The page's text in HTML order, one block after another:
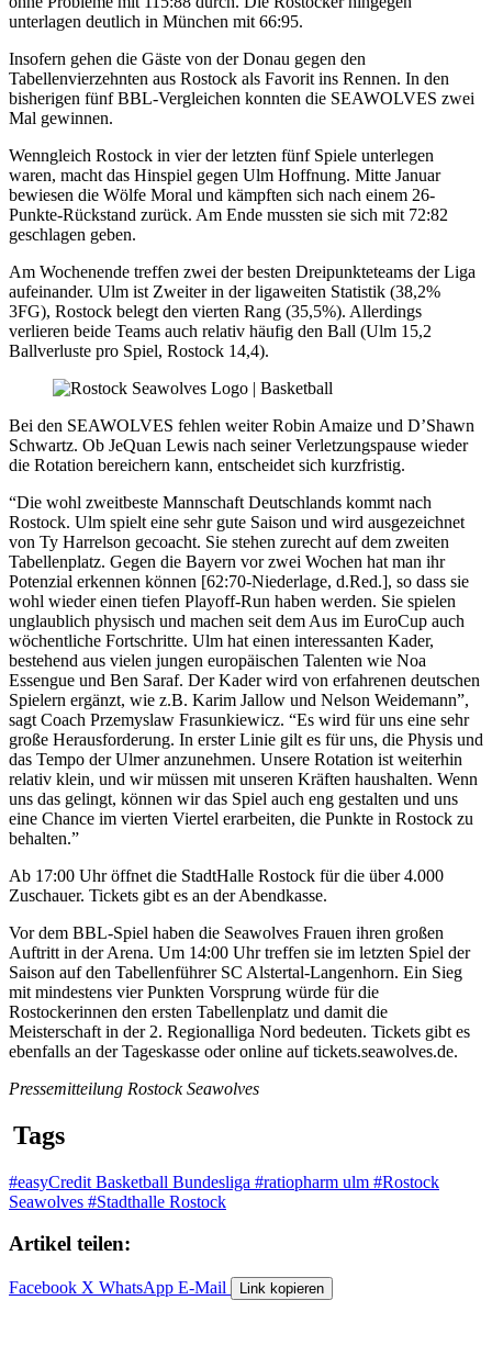
unterlagen deutlich in München mit 66:95.
Insofern gehen die Gäste von der Donau gegen den
Tabellenvierzehnten aus Rostock als Favorit ins Rennen. In den
bisherigen fünf BBL-Vergleichen konnten die SEAWOLVES zwei
Mal gewinnen.
Wenngleich Rostock in vier der letzten fünf Spiele unterlegen
waren, macht das Hinspiel gegen Ulm Hoffnung. Mitte Januar
bewiesen die Wölfe Moral und kämpften sich nach einem 26-
Punkte-Rückstand zurück. Am Ende mussten sie sich mit 72:82
geschlagen geben.
Am Wochenende treffen zwei der besten Dreipunkteteams der Liga
aufeinander. Ulm ist Zweiter in der ligaweiten Statistik (38,2%
3FG), Rostock belegt den vierten Rang (35,5%). Allerdings
verlieren beide Teams auch relativ häufig den Ball (Ulm 15,2
Ballverluste pro Spiel, Rostock 14,4).
Bei den SEAWOLVES fehlen weiter Robin Amaize und D’Shawn
Schwartz. Ob JeQuan Lewis nach seiner Verletzungspause wieder
die Rotation bereichern kann, entscheidet sich kurzfristig.
“Die wohl zweitbeste Mannschaft Deutschlands kommt nach
Rostock. Ulm spielt eine sehr gute Saison und wird ausgezeichnet
von Ty Harrelson gecoacht. Sie stehen zurecht auf dem zweiten
Tabellenplatz. Gegen die Bayern vor zwei Wochen hat man ihr
Potenzial erkennen können [62:70-Niederlage, d.Red.], so dass sie
wohl wieder einen tiefen Playoff-Run haben werden. Sie spielen
unglaublich physisch und machen seit dem Aus im EuroCup auch
wöchentliche Fortschritte. Ulm hat einen interessanten Kader,
bestehend aus vielen jungen europäischen Talenten wie Noa
Essengue und Ben Saraf. Der Kader wird von erfahrenen deutschen
Spielern ergänzt, wie z.B. Karim Jallow und Nelson Weidemann”,
sagt Coach Przemyslaw Frasunkiewicz. “Es wird für uns eine sehr
große Herausforderung. In erster Linie gilt es für uns, die Physis und
das Tempo der Ulmer anzunehmen. Unsere Rotation ist weiterhin
relativ klein, und wir müssen mit unseren Kräften haushalten. Wenn
uns das gelingt, können wir das Spiel auch eng gestalten und uns
eine Chance im vierten Viertel erarbeiten, die Punkte in Rostock zu
behalten.”
Ab 17:00 Uhr öffnet die StadtHalle Rostock für die über 4.000
Zuschauer. Tickets gibt es an der Abendkasse.
Vor dem BBL-Spiel haben die Seawolves Frauen ihren großen
Auftritt in der Arena. Um 14:00 Uhr treffen sie im letzten Spiel der
Saison auf den Tabellenführer SC Alstertal-Langenhorn. Ein Sieg
mit mindestens vier Punkten Vorsprung würde für die
Rostockerinnen den ersten Tabellenplatz und damit die
Meisterschaft in der 2. Regionalliga Nord bedeuten. Tickets gibt es
ebenfalls an der Tageskasse oder online auf tickets.seawolves.de.
Pressemitteilung Rostock Seawolves
Tags
#easyCredit Basketball Bundesliga #ratiopharm ulm #Rostock
Seawolves #Stadthalle Rostock
Artikel teilen:
Facebook X WhatsApp E-Mail Link kopieren